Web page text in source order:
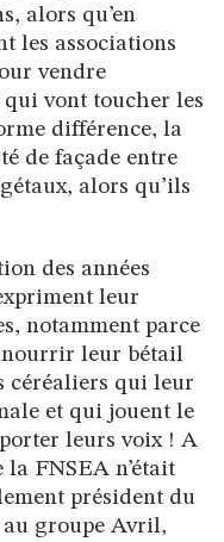
alors qu’en
les associations
vendre
vont toucher les
différence, la
de façade entre
alors qu’ils
des années
leur
notamment parce
nourrir leur bétail
céréaliers qui leur
et qui jouent le
leurs voix ! A
FNSEA n’était
président du
au groupe Avril,